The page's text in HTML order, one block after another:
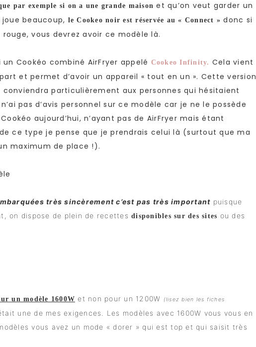
par exemple si on a une grande maison et qu’on veut garder un
beaucoup, le Cookeo noir est réservée au « Connect » donc si
vous devrez avoir ce modèle là.
un Cookéo combiné AirFryer appelé Cookeo Infinity. Cela vient
et permet d’avoir un appareil « tout en un ». Cette version
conviendra particulièrement aux personnes qui hésitaient
pas d’avis personnel sur ce modèle car je ne le possède
aujourd’hui, n’ayant pas de AirFryer mais étant
ce type je pense que je prendrais celui là (surtout que ma
maximum de place !).
très sincèrement c’est pas très important puisque
on dispose de plein de recettes disponibles sur des sites ou des
un modèle 1600W et non pour un 1200W (lisez bien les fiches
une de mes exigences. Les modèles avec 1600W vous vous en
vous avez un mode « dorer » qui est top et qui saisit très